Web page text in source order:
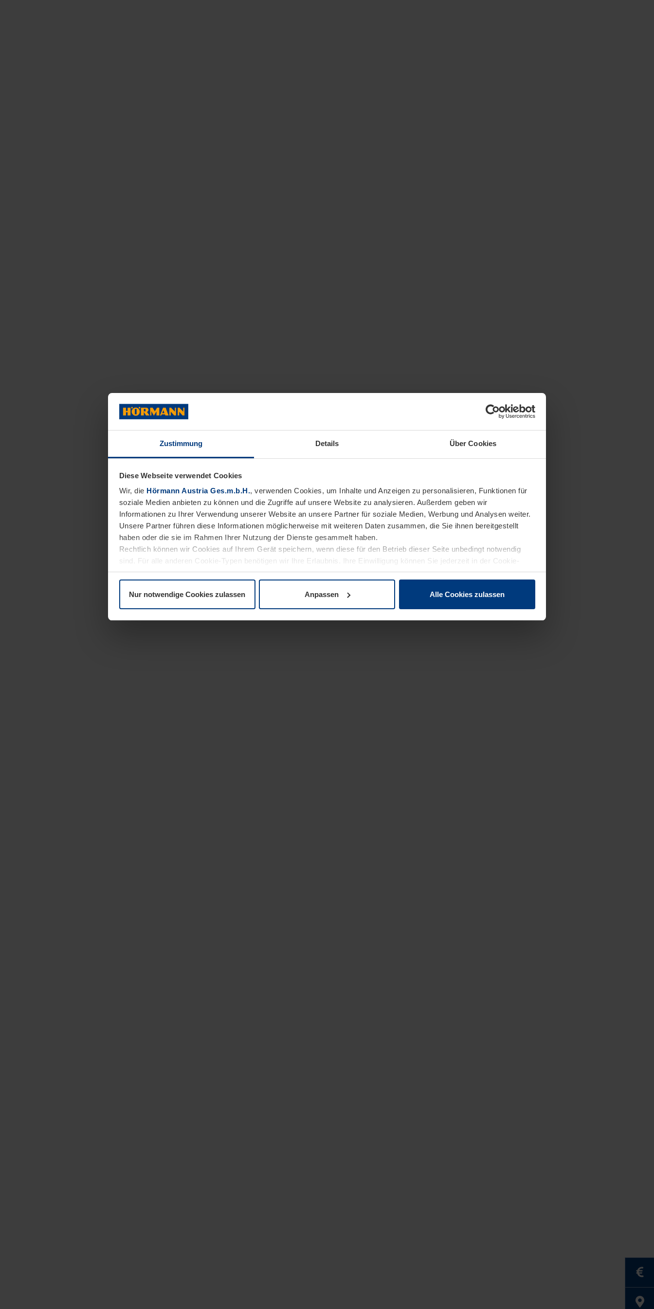
Zustimmung Details Über Cookies
Diese Webseite verwendet Cookies
Wir, die Hörmann Austria Ges.m.b.H., verwenden Cookies, um Inhalte und Anzeigen zu personalisieren, Funktionen für
soziale Medien anbieten zu können und die Zugriffe auf unsere Website zu analysieren. Außerdem geben wir
Informationen zu Ihrer Verwendung unserer Website an unsere Partner für soziale Medien, Werbung und Analysen weiter.
Unsere Partner führen diese Informationen möglicherweise mit weiteren Daten zusammen, die Sie ihnen bereitgestellt
haben oder die sie im Rahmen Ihrer Nutzung der Dienste gesammelt haben.
Rechtlich können wir Cookies auf Ihrem Gerät speichern, wenn diese für den Betrieb dieser Seite unbedingt notwendig
sind. Für alle anderen Cookie-Typen benötigen wir Ihre Erlaubnis. Ihre Einwilligung können Sie jederzeit in der Cookie-
Erläuterung auf der SeiteDatenschutzerklärungunserer Website ändern oder widerrufen.
Nur notwendige Cookies zulassen Anpassen Alle Cookies zulassen